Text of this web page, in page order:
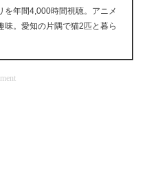
を年間4,000時間視聴。アニメ
味。愛知の片隅で猫2匹と暮ら